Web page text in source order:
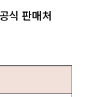
식 판매처